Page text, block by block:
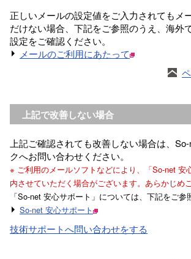
正しいメールの設定値をご入力されてもメ
だけない場合、下記をご参照のうえ、海外
設定をご確認ください。
メールのご利用にあたって
上記で改善しない場合
上記ご確認されても改善しない場合は、
クへお問い合わせください。
※ ご利用のメールソフトなどにより、「So-net 安
内させていただく場合がございます。あらかじめ
「So-net 安心サポート」については、下記をご参
So-net 安心サポート
技術サポートへ問い合わせをする